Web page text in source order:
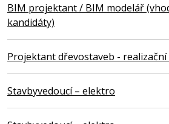
BIM projektant / BIM modelář
kandidáty)
Projektant dřevostaveb -
Stavbyvedoucí – elektro